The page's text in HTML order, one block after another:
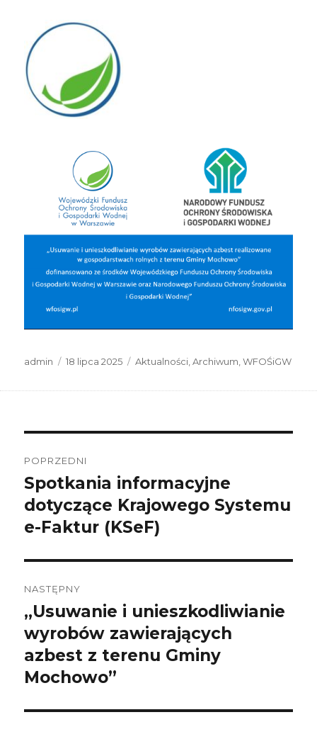
Autor
admin
Data
18 lipca 2025 Kategorie
Aktualności ,Archiwum ,WFOŚiGW
wpisu
POPRZEDNI
Poprzedni
wpis:
Spotkania informacyjne
dotyczące Krajowego Systemu
e-Faktur (KSeF)
NASTĘPNY
Następny
wpis:
„Usuwanie i unieszkodliwianie
wyrobów zawierających
azbest z terenu Gminy
Mochowo”